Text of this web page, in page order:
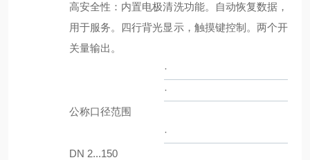
高安全性：内置电极清洗功能。自动恢复数据，
用于服务。四行背光显示，触摸键控制。两个开
关量输出。
·
·
公称口径范围
·
DN 2...150